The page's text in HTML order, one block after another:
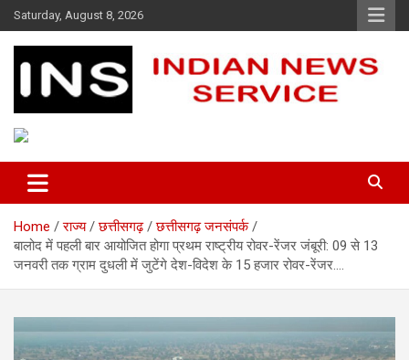
Skip
to
content
Saturday, August 8, 2026
Indian News Service
Home राज्य छत्तीसगढ़
छत्तीसगढ़ जनसंपर्क
बालोद में पहली बार आयोजित होगा प्रथम राष्ट्रीय रोवर-रेंजर जंबूरी: 09 से 13
जनवरी तक ग्राम दुधली में जुटेंगे देश-विदेश के 15 हजार रोवर-रेंजर….